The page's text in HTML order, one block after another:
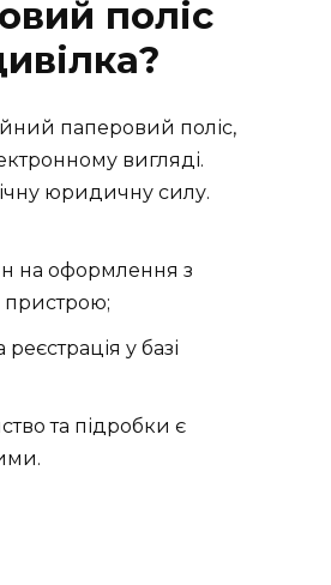
поліс
паперовий поліс,
вигляді.
юридичну силу.
на оформлення з
пристрою;
у базі
та підробки є